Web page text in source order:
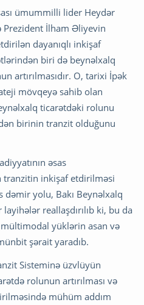
ümummilli lider Heydər
İlham Əliyevin
dayanıqlı inkişaf
biri də beynəlxalq
artırılmasıdır. O, tarixi İpək
mövqeyə sahib olan
ticarətdəki rolunu
birinin tranzit olduğunu
əsas
inkişaf etdirilməsi
dəmir yolu, Bakı Beynəlxalq
reallaşdırılıb ki, bu da
yüklərin asan və
şərait yaradıb.
Sisteminə üzvlüyün
rolunun artırılması və
mühüm addım